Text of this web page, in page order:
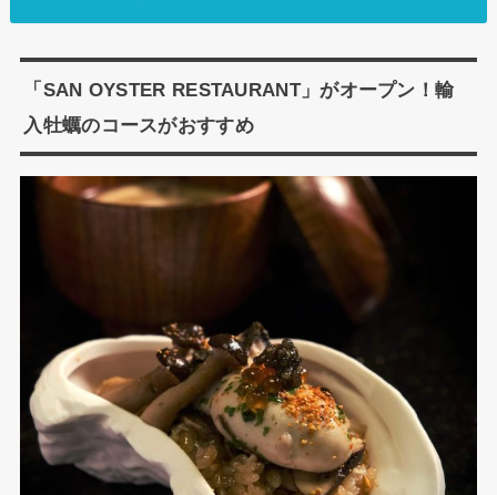
「SAN OYSTER RESTAURANT」がオープン！輸
入牡蠣のコースがおすすめ